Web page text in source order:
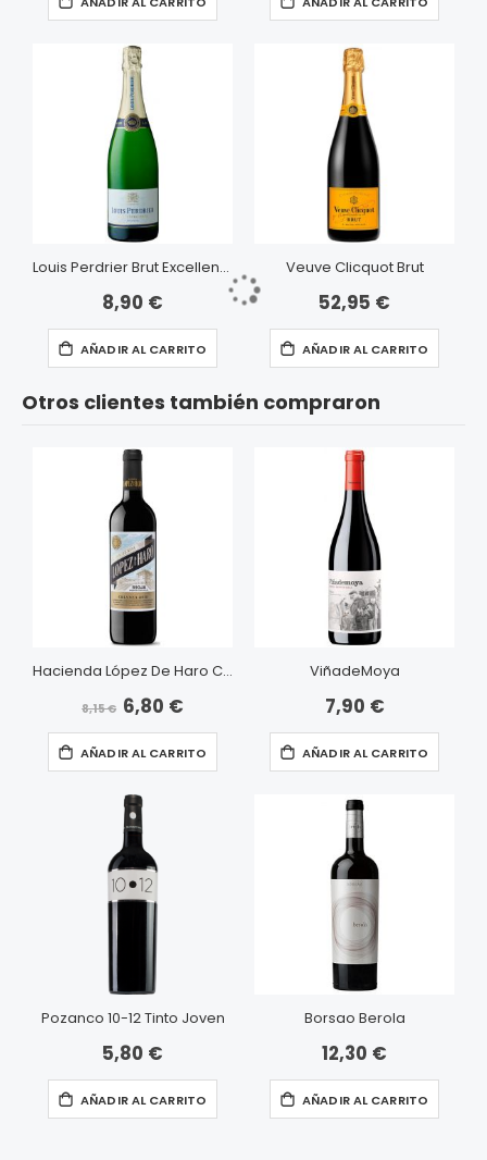
Louis Perdrier Brut Excellence
8,90 €
AÑADIR AL CARRITO
Veuve Clicquot Brut
52,95 €
AÑADIR AL CARRITO
Otros clientes también compraron
Hacienda López De Haro Crianza
8,15 € Precio
especial
6,80 €
AÑADIR AL CARRITO
ViñadeMoya
7,90 €
AÑADIR AL CARRITO
Pozanco 10-12 Tinto Joven
5,80 €
AÑADIR AL CARRITO
Borsao Berola
12,30 €
AÑADIR AL CARRITO